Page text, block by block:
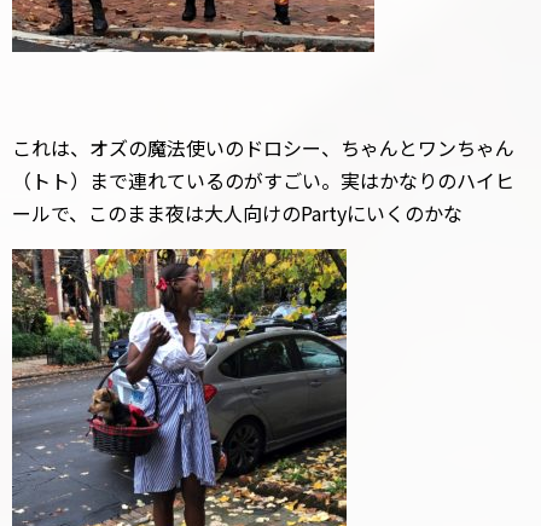
これは、オズの魔法使いのドロシー、ちゃんとワンちゃん
（トト）まで連れているのがすごい。実はかなりのハイヒ
ールで、このまま夜は大人向けのPartyにいくのかな